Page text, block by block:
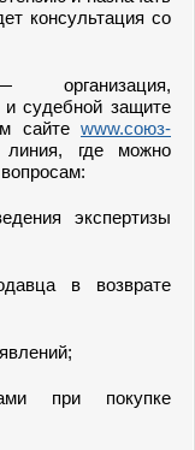
консультация со
судебной защите
сайте www.союз-
линия, где можно
экспертизы
в возврате
при покупке